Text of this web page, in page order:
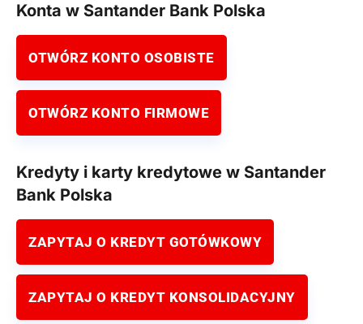
Konta w Santander Bank Polska
OTWÓRZ KONTO OSOBISTE
OTWÓRZ KONTO FIRMOWE
Kredyty i karty kredytowe w Santander
Bank Polska
ZAPYTAJ O KREDYT GOTÓWKOWY
ZAPYTAJ O KREDYT KONSOLIDACYJNY